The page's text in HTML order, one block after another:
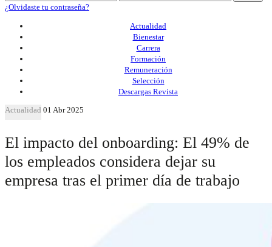
¿Olvidaste tu contraseña?
Actualidad
Bienestar
Carrera
Formación
Remuneración
Selección
Descargas Revista
Actualidad 01 Abr 2025
El impacto del onboarding: El 49% de
los empleados considera dejar su
empresa tras el primer día de trabajo